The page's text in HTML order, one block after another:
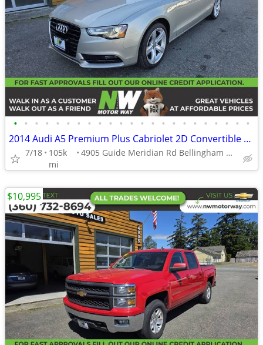
• • • • • • • • • • • • • • • • • • • • • • •
2014 Audi A5 Premium Plus Cabriolet 2D Convertible that's east on the
7/18
105k
mi
4905 Guide Meridian Rd Bellingham WA 98226
$10,995